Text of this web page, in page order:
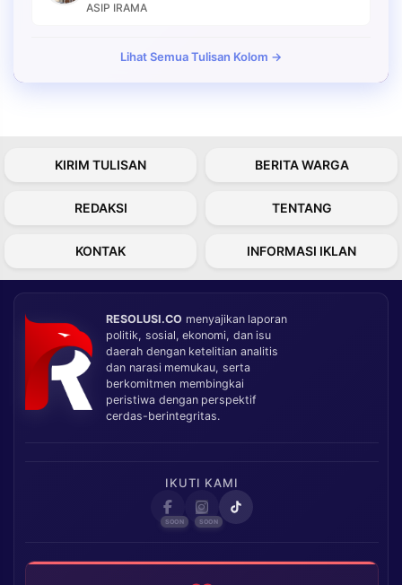
ASIP IRAMA
Lihat Semua Tulisan Kolom →
KIRIM TULISAN BERITA WARGA
REDAKSI TENTANG
KONTAK INFORMASI IKLAN
RESOLUSI.CO menyajikan laporan
politik, sosial, ekonomi, dan isu
daerah dengan ketelitian analitis
dan narasi memukau, serta
berkomitmen membingkai
peristiwa dengan perspektif
cerdas-berintegritas.
IKUTI KAMI